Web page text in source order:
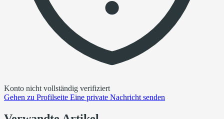
Konto nicht vollständig verifiziert
Gehen zu Profilseite Eine private Nachricht senden